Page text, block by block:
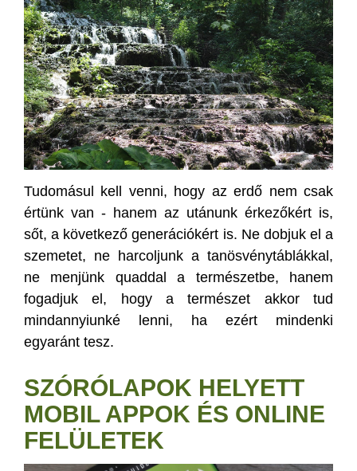
Tudomásul kell venni, hogy az erdő nem csak
értünk van - hanem az utánunk érkezőkért is,
sőt, a következő generációkért is. Ne dobjuk el a
szemetet, ne harcoljunk a tanösvénytáblákkal,
ne menjünk quaddal a természetbe, hanem
fogadjuk el, hogy a természet akkor tud
mindannyiunké lenni, ha ezért mindenki
egyaránt tesz.
SZÓRÓLAPOK HELYETT
MOBIL APPOK ÉS ONLINE
FELÜLETEK